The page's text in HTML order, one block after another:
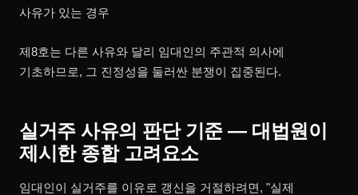
사유가 있는 경우
제8호는 다른 사유와 달리 임대인의 주관적 의사에
기초하므로, 그 진정성을 둘러싼 분쟁이 집중된다.
실거주 사유의 판단 기준 — 대법원이
제시한 종합 고려요소
임대인이 실거주를 이유로 갱신을 거절하려면, "실제